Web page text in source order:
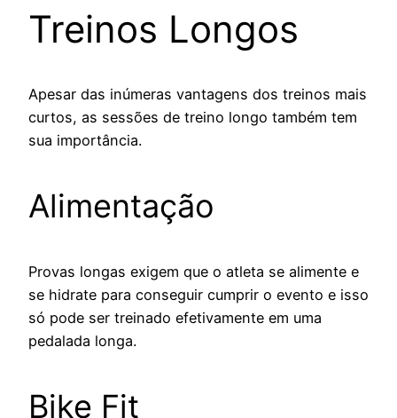
Treinos Longos
Apesar das inúmeras vantagens dos treinos mais
curtos, as sessões de treino longo também tem
sua importância.
Alimentação
Provas longas exigem que o atleta se alimente e
se hidrate para conseguir cumprir o evento e isso
só pode ser treinado efetivamente em uma
pedalada longa.
Bike Fit